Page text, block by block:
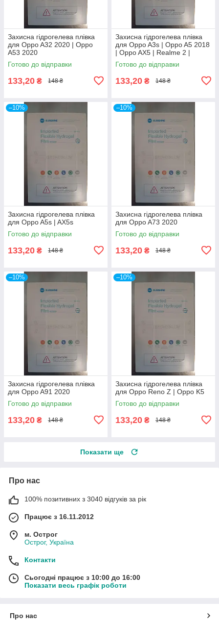
Захисна гідрогелева плівка
для Oppo A32 2020 | Oppo
A53 2020
Готово до відправки
133,20 ₴ 148 ₴
Захисна гідрогелева плівка
для Oppo A3s | Oppo A5 2018
| Oppo AX5 | Realme 2 |
Realme C1
Готово до відправки
133,20 ₴ 148 ₴
–10%
Захисна гідрогелева плівка
для Oppo A5s | AX5s
Готово до відправки
133,20 ₴ 148 ₴
–10%
Захисна гідрогелева плівка
для Oppo A73 2020
Готово до відправки
133,20 ₴ 148 ₴
–10%
Захисна гідрогелева плівка
для Oppo A91 2020
Готово до відправки
133,20 ₴ 148 ₴
–10%
Захисна гідрогелева плівка
для Oppo Reno Z | Oppo K5
Готово до відправки
133,20 ₴ 148 ₴
Показати ще
Про нас
100% позитивних з 3040 відгуків за рік
Працює з 16.11.2012
м. Острог
Острог, Україна
Контакти
Сьогодні працює з 10:00 до 16:00
Показати весь графік роботи
Про нас